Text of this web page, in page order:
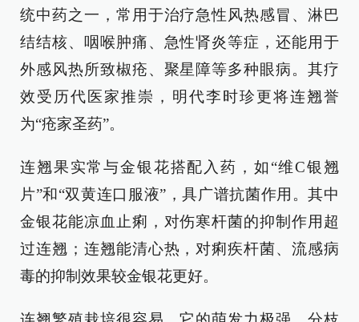
统中药之一，常用于治疗急性风热感冒、淋巴
结结核、咽喉肿痛、急性肾炎等症，还能用于
外感风热所致椒疮、聚星障等多种眼病。其疗
效受历代医家推崇，明代李时珍更将连翘誉
为“疮家圣药”。
连翘果实常与金银花搭配入药，如“维C银翘
片”和“双黄连口服液”，具广谱抗菌作用。其中
金银花能凉血止痢，对伤寒杆菌的抑制作用超
过连翘；连翘能清心热，对痢疾杆菌、流感病
毒的抑制效果较金银花更好。